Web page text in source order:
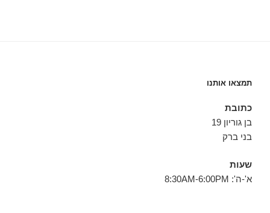
תמצאו אותנו
כתובת
בן גוריון 19
בני ברק
שעות
א'-ה': 8:30AM-6:00PM